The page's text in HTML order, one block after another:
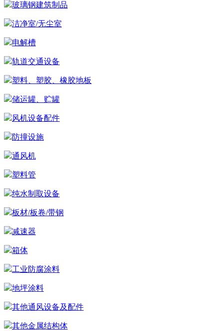
玻璃钢建筑制品
洁净室/无尘室
电解槽
轨道交通设备
塑料、塑胶、橡胶地板
储运罐、贮罐
风机设备配件
防撞设施
通风机
塑料管
纯水制取设备
板材/板卷/带钢
减速器
箱体
工业防腐涂料
地坪涂料
其他通风设备及配件
其他金属结构体